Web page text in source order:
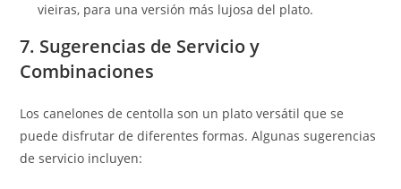
vieiras, para una versión más lujosa del plato.
7. Sugerencias de Servicio y
Combinaciones
Los canelones de centolla son un plato versátil que se
puede disfrutar de diferentes formas. Algunas sugerencias
de servicio incluyen: